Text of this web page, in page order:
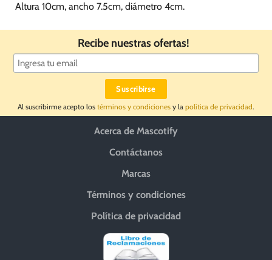
Altura 10cm, ancho 7.5cm, diámetro 4cm.
Recibe nuestras ofertas!
Al suscribirme acepto los términos y condiciones y la política de privacidad.
Acerca de Mascotify
Contáctanos
Marcas
Términos y condiciones
Política de privacidad